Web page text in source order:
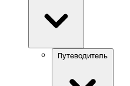
Путеводитель